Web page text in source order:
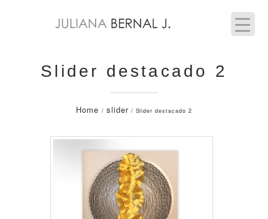
Slider destacado 2
Home / slider/ Slider destacado 2